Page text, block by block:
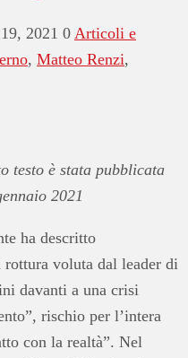
2021 0 Articoli e
, Matteo Renzi,
testo è stata pubblicata
2021
ha descritto
voluta dal leader di
davanti a una crisi
rischio per l’intera
con la realtà”. Nel